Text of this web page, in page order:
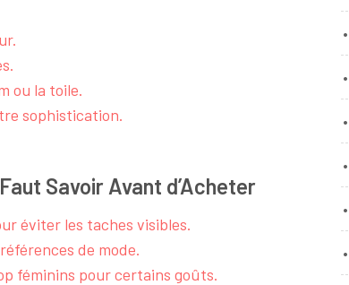
ou la toile.
sophistication.
Savoir Avant d’Acheter
éviter les taches visibles.
de mode.
féminins pour certains goûts.